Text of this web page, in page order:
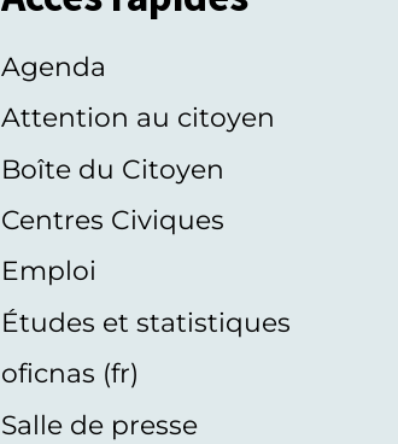
Agenda
Attention au citoyen
Boîte du Citoyen
Centres Civiques
Emploi
Études et statistiques
oficnas (fr)
Salle de presse